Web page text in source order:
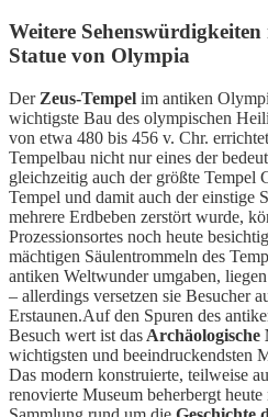
Weitere
Statue von Olympia
Der Zeus-Tempel im antiken
wichtigste Bau des olympischen
von etwa 480 bis 456 v. Chr.
Tempelbau nicht nur eines der
gleichzeitig auch der größte Tempel
Tempel und damit auch der einstige
mehrere Erdbeben zerstört wurde,
Prozessionsortes noch heute
mächtigen Säulentrommeln des
antiken Weltwunder umgaben,
– allerdings versetzen sie Besucher
Erstaunen.Auf den Spuren des
Besuch wert ist das Archäologische
wichtigsten und beeindruckendsten
Das modern konstruierte, teilweise
renovierte Museum beherbergt